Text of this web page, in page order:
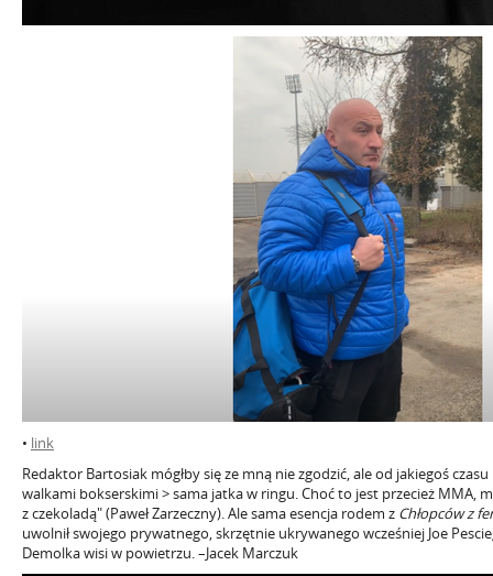
• link
Redaktor Bartosiak mógłby się ze mną nie zgodzić, ale od jakiegoś
walkami bokserskimi > sama jatka w ringu. Choć to jest przecież MMA,
z czekoladą" (Paweł Zarzeczny). Ale sama esencja rodem z Chłopców z
uwolnił swojego prywatnego, skrzętnie ukrywanego wcześniej Joe
Demolka wisi w powietrzu. –Jacek Marczuk